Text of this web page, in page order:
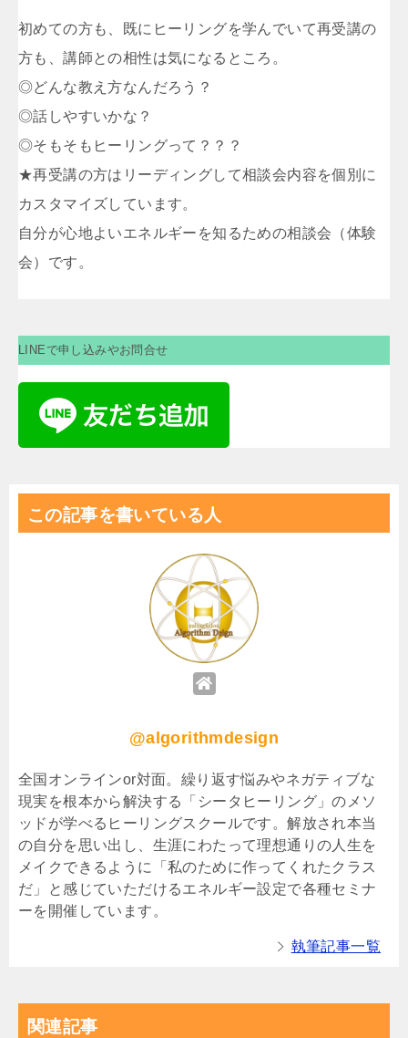
初めての方も、既にヒーリングを学んでいて再受講の
方も、講師との相性は気になるところ。
◎どんな教え方なんだろう？
◎話しやすいかな？
◎そもそもヒーリングって？？？
★再受講の方はリーディングして相談会内容を個別に
カスタマイズしています。
自分が心地よいエネルギーを知るための相談会（体験
会）です。
LINEで申し込みやお問合せ
この記事を書いている人
@algorithmdesign
全国オンラインor対面。繰り返す悩みやネガティブな
現実を根本から解決する「シータヒーリング」のメソ
ッドが学べるヒーリングスクールです。解放され本当
の自分を思い出し、生涯にわたって理想通りの人生を
メイクできるように「私のために作ってくれたクラス
だ」と感じていただけるエネルギー設定で各種セミナ
ーを開催しています。
執筆記事一覧
関連記事